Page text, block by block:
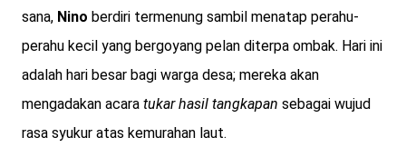
sana, Nino berdiri termenung sambil menatap perahu-
perahu kecil yang bergoyang pelan diterpa ombak. Hari ini
adalah hari besar bagi warga desa; mereka akan
mengadakan acara tukar hasil tangkapan sebagai wujud
rasa syukur atas kemurahan laut.